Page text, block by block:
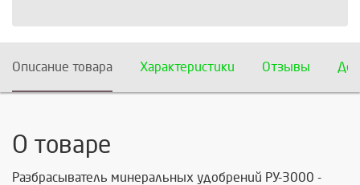
Описание товара Характеристики Отзывы
О товаре
Разбрасыватель минеральных удобрений РУ-3000 -